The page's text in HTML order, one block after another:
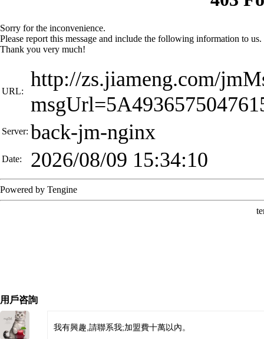
用戶咨詢
我有興趣,請聯系我;加盟費十萬以內。